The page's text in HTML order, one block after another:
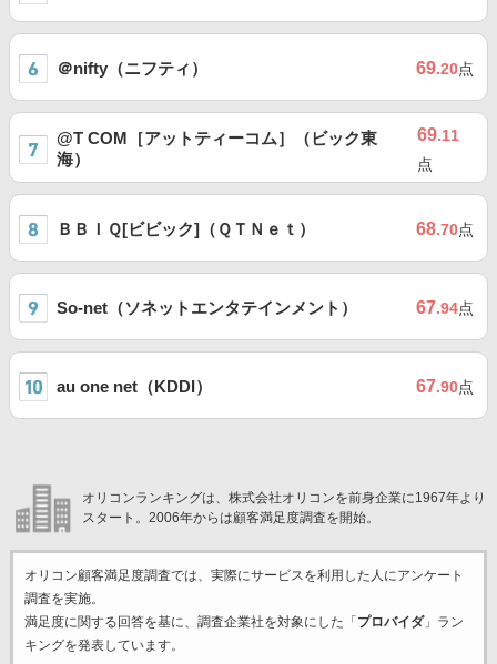
＠nifty（ニフティ） 69.20点
@T COM［アットティーコム］（ビック東
海）
69.11
点
ＢＢＩＱ[ビビック]（ＱＴＮｅｔ） 68.70点
So-net（ソネットエンタテインメント） 67.94点
au one net（KDDI） 67.90点
オリコンランキングは、株式会社オリコンを前身企業に1967年より
スタート。2006年からは顧客満足度調査を開始。
オリコン顧客満足度調査では、実際にサービスを利用した 人にアンケート
調査を実施。
満足度に関する回答を基に、調査企業社を対象にした「 プロバイダ」ラン
キングを発表しています。